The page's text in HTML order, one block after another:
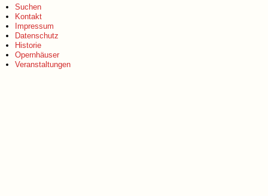
Suchen
Kontakt
Impressum
Datenschutz
Historie
Opernhäuser
Veranstaltungen